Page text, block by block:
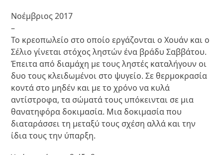
Νοέμβριος 2017
–
Το κρεοπωλείο στο οποίο εργάζονται ο Χουάν και ο
Σέλιο γίνεται στόχος ληστών ένα βράδυ Σαββάτου.
Έπειτα από διαμάχη με τους ληστές καταλήγουν οι
δυo τους κλειδωμένοι στο ψυγείο. Σε θερμοκρασία
κοντά στο μηδέν και με το χρόνο να κυλά
αντίστροφα, τα σώματά τους υπόκεινται σε μια
θανατηφόρα δοκιμασία. Μια δοκιμασία που
διαταράσσει τη μεταξύ τους σχέση αλλά και την
ίδια τους την ύπαρξη.